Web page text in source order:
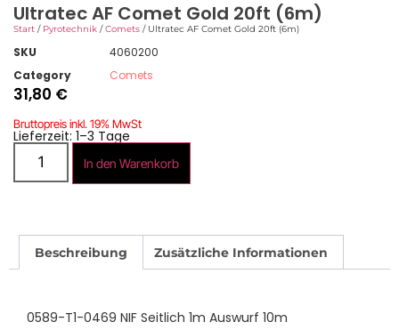
Ultratec AF Comet Gold 20ft (6m)
Start / Pyrotechnik /Comets / Ultratec AF Comet Gold 20ft (6m)
SKU
4060200
Category
Comets
31,80 €
Bruttopreis inkl. 19% MwSt
Lieferzeit: 1–3 Tage
In den Warenkorb
Beschreibung Zusätzliche Informationen
0589-T1-0469 NIF Seitlich 1m Auswurf 10m